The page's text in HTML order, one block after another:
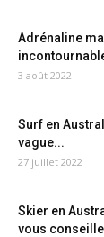
Adrénaline
3 août 2022
Surf en
vague...
27 juillet 2022
Skier en
vous